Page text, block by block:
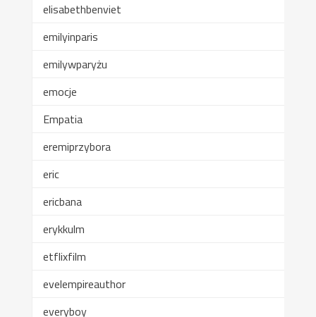
elisabethbenviet
emilyinparis
emilywparyżu
emocje
Empatia
eremiprzybora
eric
ericbana
erykkulm
etflixfilm
evelempireauthor
everyboy